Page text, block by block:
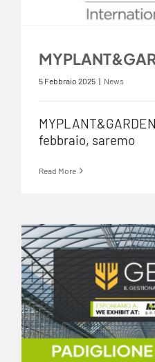
5 Febbraio 2025 | News
febbraio, saremo
Read More